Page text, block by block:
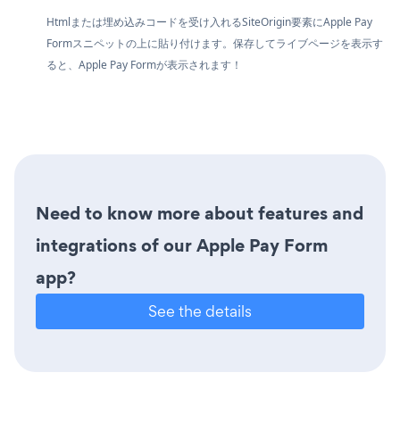
Htmlまたは埋め込みコードを受け入れるSiteOrigin要素にApple Pay
Formスニペットの上に貼り付けます。保存してライブページを表示す
ると、Apple Pay Formが表示されます！
Need to know more about features and
integrations of our Apple Pay Form
app?
See the details